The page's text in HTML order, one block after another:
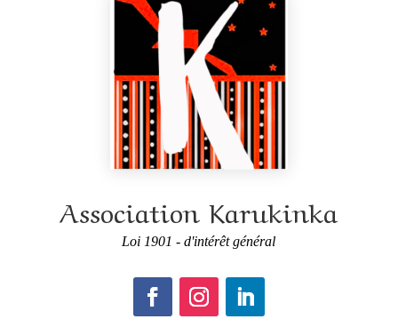
Association Karukinka
Loi 1901 - d'intérêt général